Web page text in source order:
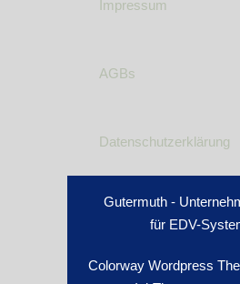
Impressum
AGBs
Datenschutzerklärung
Gutermuth -
für EDV-
Colorway Wordpress